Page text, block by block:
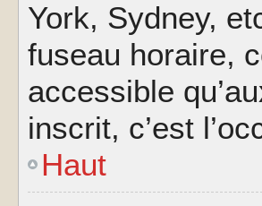
York, Sydney,
fuseau horaire,
accessible
inscrit, c’est
Haut